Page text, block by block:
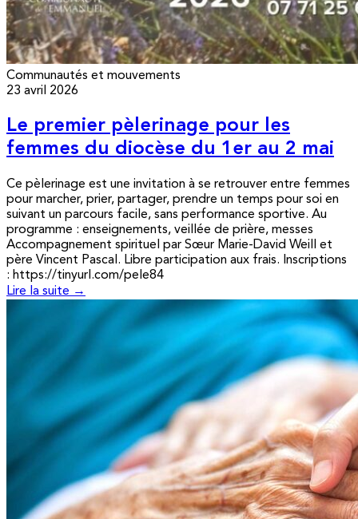
Communautés et mouvements
23 avril 2026
Le premier pèlerinage pour les
femmes du diocèse du 1er au 2 mai
Ce pèlerinage est une invitation à se retrouver entre femmes
pour marcher, prier, partager, prendre un temps pour soi en
suivant un parcours facile, sans performance sportive. Au
programme : enseignements, veillée de prière, messes
Accompagnement spirituel par Sœur Marie-David Weill et
père Vincent Pascal. Libre participation aux frais. Inscriptions
: https://tinyurl.com/pele84
Lire la suite →